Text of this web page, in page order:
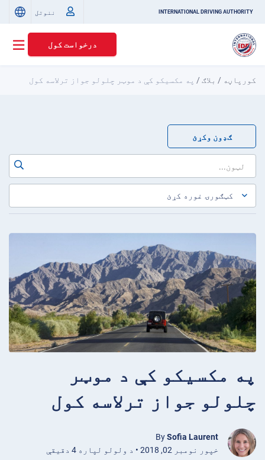
INTERNATIONAL DRIVING AUTHORITY ننوتل
درخواست کول
کورپاڼه / بلاګ/ په مکسیکو کې د موټر چلولو جواز ترلاسه کول
ګډون وکړئ
په مکسیکو کې د موټر
چلولو جواز ترلاسه کول
BySofia Laurent
خپور نومبر 02, 2018 • د ولولو لپاره 4 دقیقې